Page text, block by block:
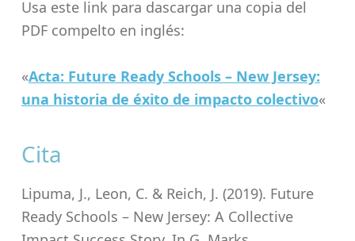
Usa este link para dascargar una copia del
PDF compelto en inglés:
«Acta: Future Ready Schools – New Jersey:
una historia de éxito de impacto colectivo«
Cita
Lipuma, J., Leon, C. & Reich, J. (2019). Future
Ready Schools – New Jersey: A Collective